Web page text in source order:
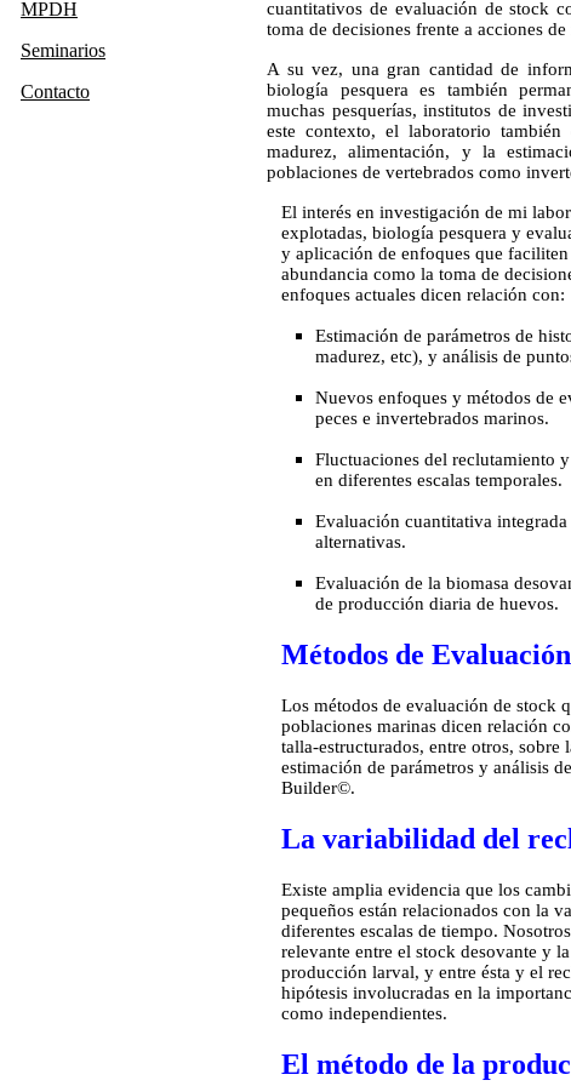
MPDH
Seminarios
Contacto
cuantitativos de evaluación de stock
toma de decisiones frente a acciones
A su vez, una gran cantidad de
biología pesquera es también
muchas pesquerías, institutos de
este contexto, el laboratorio
madurez, alimentación, y la
poblaciones de vertebrados como
El interés en investigación de mi
explotadas, biología pesquera y
y aplicación de enfoques que
abundancia como la toma de
enfoques actuales dicen relación con:
Estimación de parámetros de
madurez, etc), y análisis de
Nuevos enfoques y métodos de
peces e invertebrados marinos.
Fluctuaciones del reclutamiento
en diferentes escalas temporales.
Evaluación cuantitativa
alternativas.
Evaluación de la biomasa
de producción diaria de huevos.
Métodos de Evaluación
Los métodos de evaluación de stock
poblaciones marinas dicen relación
talla-estructurados, entre otros, sobre
estimación de parámetros y análisis
Builder©.
La variabilidad del
Existe amplia evidencia que los
pequeños están relacionados con la
diferentes escalas de tiempo.
relevante entre el stock desovante y
producción larval, y entre ésta y el
hipótesis involucradas en la
como independientes.
El método de la